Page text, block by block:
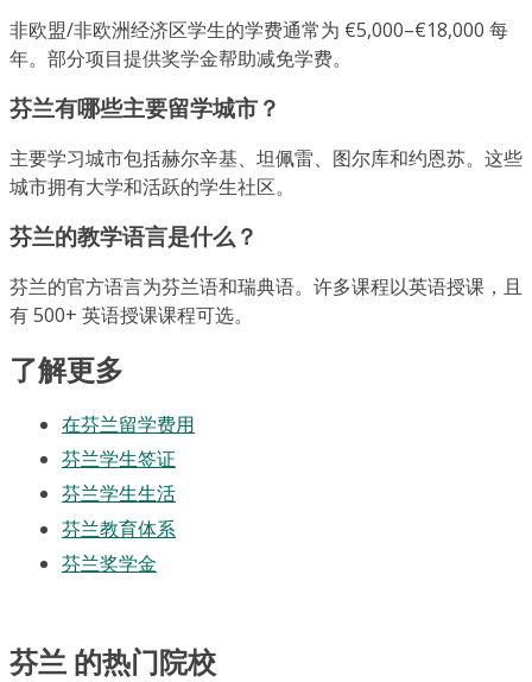
非欧盟/非欧洲经济区学生的学费通常为 €5,000–€18,000 每
年。部分项目提供奖学金帮助减免学费。
芬兰有哪些主要留学城市？
主要学习城市包括赫尔辛基、坦佩雷、图尔库和约恩苏。这些
城市拥有大学和活跃的学生社区。
芬兰的教学语言是什么？
芬兰的官方语言为芬兰语和瑞典语。许多课程以英语授课，且
有 500+ 英语授课课程可选。
了解更多
在芬兰留学费用
芬兰学生签证
芬兰学生生活
芬兰教育体系
芬兰奖学金
芬兰 的热门院校